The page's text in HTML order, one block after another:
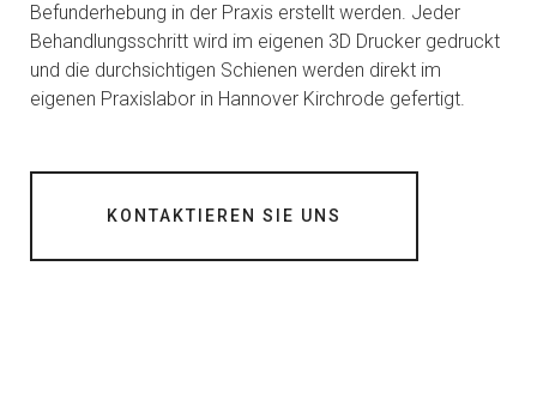
Befunderhebung in der Praxis erstellt werden. Jeder
Behandlungsschritt wird im eigenen 3D Drucker gedruckt
und die durchsichtigen Schienen werden direkt im
eigenen Praxislabor in Hannover Kirchrode gefertigt.
KONTAKTIEREN SIE UNS